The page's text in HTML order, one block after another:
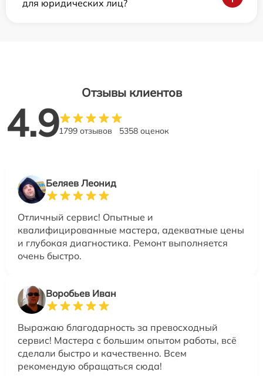
для юридических лиц?
Отзывы клиентов
4.91799 отзывов 5358 оценок
Беляев Леонид
Отличный сервис! Опытные и
квалифицированные мастера, адекватные цены
и глубокая диагностика. Ремонт выполняется
очень быстро.
Воробьев Иван
Выражаю благодарность за превосходный
сервис! Мастера с большим опытом работы, всё
сделали быстро и качественно. Всем
рекомендую обращаться сюда!